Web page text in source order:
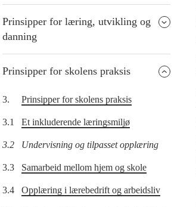
Prinsipper for læring, utvikling og
danning
Prinsipper for skolens praksis
3. Prinsipper for skolens praksis
3.1 Et inkluderende læringsmiljø
3.2 Undervisning og tilpasset opplæring
3.3 Samarbeid mellom hjem og skole
3.4 Opplæring i lærebedrift og arbeidsliv